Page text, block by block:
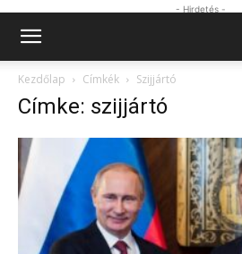
- Hirdetés -
Kezdőlap Címkék Szijjártó
Címke: szijjártó